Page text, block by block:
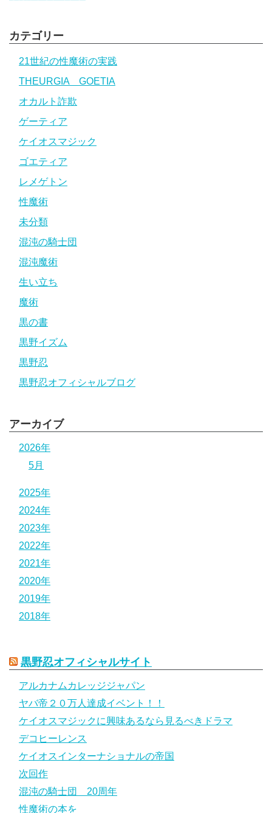
カテゴリー
21世紀の性魔術の実践
THEURGIA GOETIA
オカルト詐欺
ゲーティア
ケイオスマジック
ゴエティア
レメゲトン
性魔術
未分類
混沌の騎士団
混沌魔術
生い立ち
魔術
黒の書
黒野イズム
黒野忍
黒野忍オフィシャルブログ
アーカイブ
2026年
5月
2025年
2024年
2023年
2022年
2021年
2020年
2019年
2018年
黒野忍オフィシャルサイト
アルカナムカレッジジャパン
ヤバ帝２０万人達成イベント！！
ケイオスマジックに興味あるなら見るべきドラマ
デコヒーレンス
ケイオスインターナショナルの帝国
次回作
混沌の騎士団 20周年
性魔術の本を